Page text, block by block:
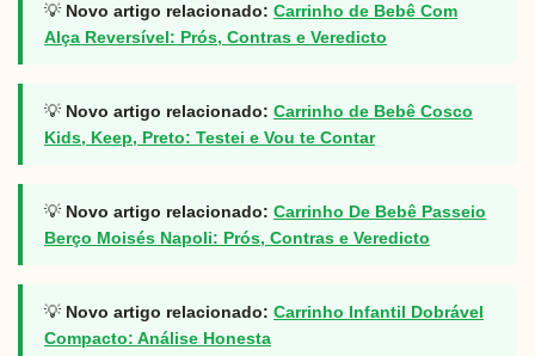
💡 Novo artigo relacionado: Carrinho de Bebê Com
Alça Reversível: Prós, Contras e Veredicto
💡 Novo artigo relacionado: Carrinho de Bebê Cosco
Kids, Keep, Preto: Testei e Vou te Contar
💡 Novo artigo relacionado: Carrinho De Bebê Passeio
Berço Moisés Napoli: Prós, Contras e Veredicto
💡 Novo artigo relacionado: Carrinho Infantil Dobrável
Compacto: Análise Honesta